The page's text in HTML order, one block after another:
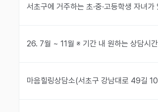
서초구에 거주하는 초·중·고등학생 자녀
26. 7월 ~ 11월 ※ 기간 내 원하는 상담시
마음힐링상담소(서초구 강남대로 49길